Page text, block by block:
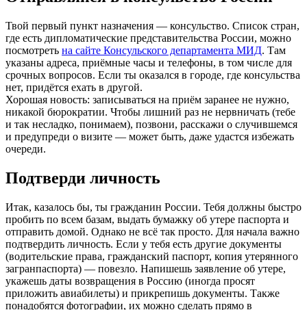
Твой первый пункт назначения — консульство. Список стран,
где есть дипломатические представительства России, можно
посмотреть на сайте Консульского департамента МИД. Там
указаны адреса, приёмные часы и телефоны, в том числе для
срочных вопросов. Если ты оказался в городе, где консульства
нет, придётся ехать в другой.
Хорошая новость: записываться на приём заранее не нужно,
никакой бюрократии. Чтобы лишний раз не нервничать (тебе
и так несладко, понимаем), позвони, расскажи о случившемся
и предупреди о визите — может быть, даже удастся избежать
очереди.
Подтверди личность
Итак, казалось бы, ты гражданин России. Тебя должны быстро
пробить по всем базам, выдать бумажку об утере паспорта и
отправить домой. Однако не всё так просто. Для начала важно
подтвердить личность. Если у тебя есть другие документы
(водительские права, гражданский паспорт, копия утерянного
загранпаспорта) — повезло. Напишешь заявление об утере,
укажешь даты возвращения в Россию (иногда просят
приложить авиабилеты) и прикрепишь документы. Также
понадобятся фотографии, их можно сделать прямо в